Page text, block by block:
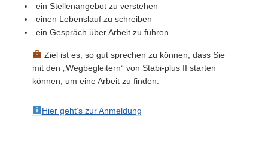
ein Stellenangebot zu verstehen
einen Lebenslauf zu schreiben
ein Gespräch über Arbeit zu führen
Ziel ist es, so gut sprechen zu können, dass Sie
mit den „Wegbegleitern“ von Stabi-plus II starten
können, um eine Arbeit zu finden.
Hier geht’s zur Anmeldung